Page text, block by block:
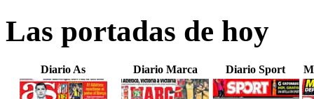
Las portadas de hoy
Diario As Diario Marca Diario Sport